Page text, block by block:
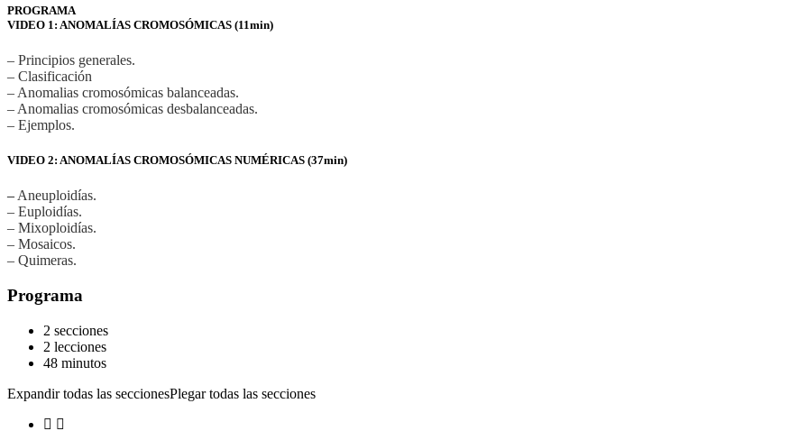
PROGRAMA
VIDEO 1: ANOMALÍAS CROMOSÓMICAS (11min)
– Principios generales.
– Clasificación
– Anomalias cromosómicas balanceadas.
– Anomalias cromosómicas desbalanceadas.
– Ejemplos.
VIDEO 2: ANOMALÍAS CROMOSÓMICAS NUMÉRICAS (37min)
– Aneuploidías.
– Euploidías.
– Mixoploidías.
– Mosaicos.
– Quimeras.
Programa
2 secciones
2 lecciones
48 minutos
Expandir todas las seccionesPlegar todas las secciones